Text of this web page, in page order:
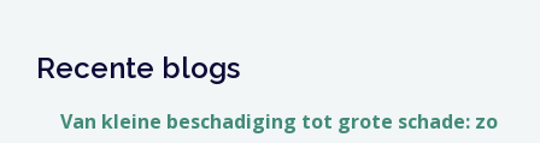
Recente blogs
Van kleine beschadiging tot grote schade: zo